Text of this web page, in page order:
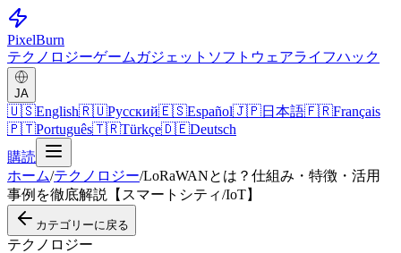
PixelBurn
テクノロジーゲーム ガジェット ソフトウェアライフハック
JA
🇺🇸English🇷🇺Русский🇪🇸Español🇯🇵日本語🇫🇷Français
🇵🇹Português🇹🇷Türkçe🇩🇪Deutsch
購読
ホーム/テクノロジー/LoRaWANとは？仕組み・特徴・活用
事例を徹底解説【スマートシティ/IoT】
カテゴリーに戻る
テクノロジー